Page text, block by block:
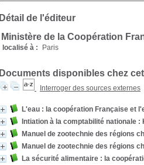
Détail de l'éditeur
Ministère de la Coopération
localisé à : Paris
Documents disponibles chez
Interroger des sources externes
L'eau : la coopération Française et
Intiation à la comptabilité nationale
Manuel de zootechnie des régions
Manuel de zootechnie des régions
La sécurité alimentaire : la